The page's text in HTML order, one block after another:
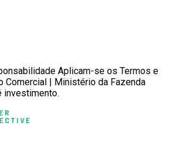
Aplicam-se os Termos e
Comercial | Ministério da Fazenda
investimento.